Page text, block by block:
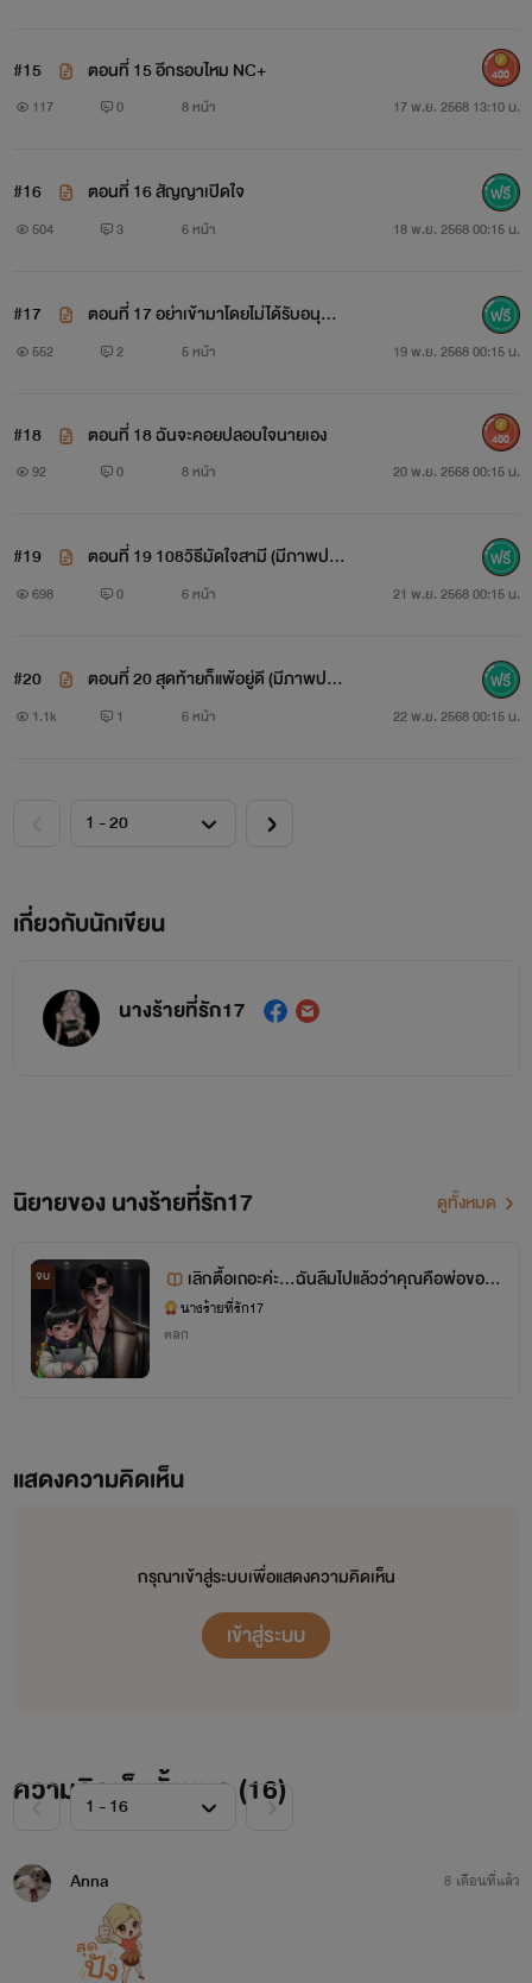
#15 ตอนที่ 15 อีกรอบไหม NC+
117 0 8 หน้า 17 พ.ย. 2568 13:10 น.
400
#16 ตอนที่ 16 สัญญาเปิดใจ
504 3 6 หน้า 18 พ.ย. 2568 00:15 น.
#17
ตอนที่ 17 อย่าเข้ามาโดยไม่ได้รับอนุญา
552 2 5 หน้า 19 พ.ย. 2568 00:15 น.
#18 ตอนที่ 18 ฉันจะคอยปลอบใจนายเอง
92 0 8 หน้า 20 พ.ย. 2568 00:15 น.
400
#19
ตอนที่ 19 108วิธีมัดใจสามี (มีภาพประ
กอบ)
698 0 6 หน้า 21 พ.ย. 2568 00:15 น.
#20
ตอนที่ 20 สุดท้ายก็แพ้อยู่ดี (มีภาพประ
กอบ)
1.1k 1 6 หน้า 22 พ.ย. 2568 00:15 น.
เกี่ยวกับนักเขียน
นางร้ายที่รัก17
นิยายของ นางร้ายที่รัก17 ดูทั้งหมด
จบ
เลิกตื้อเถอะค่ะ...ฉันลืมไปแล้วว่าคุณคือพ่อของลู
ก
นางร้ายที่รัก17
ตลก
แสดงความคิดเห็น
กรุณาเข้าสู่ระบบเพื่อแสดงความคิดเห็น
เข้าสู่ระบบ
ความคิดเห็นทั้งหมด (16)
Anna 8 เดือนที่แล้ว